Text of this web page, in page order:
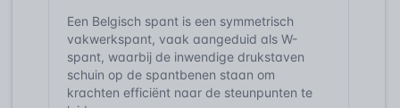
Een Belgisch spant is een symmetrisch
vakwerkspant, vaak aangeduid als W-
spant, waarbij de inwendige drukstaven
schuin op de spantbenen staan om
krachten efficiënt naar de steunpunten te